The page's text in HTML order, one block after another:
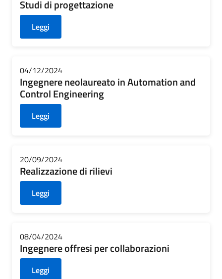
Studi di progettazione
Leggi
04/12/2024
Ingegnere neolaureato in Automation and
Control Engineering
Leggi
20/09/2024
Realizzazione di rilievi
Leggi
08/04/2024
Ingegnere offresi per collaborazioni
Leggi